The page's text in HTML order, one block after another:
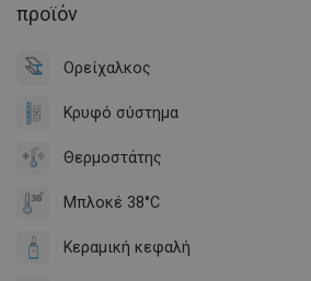
προϊόν
Ορείχαλκος
Κρυφό σύστημα
Θερμοστάτης
Μπλοκέ 38°C
Κεραμική κεφαλή